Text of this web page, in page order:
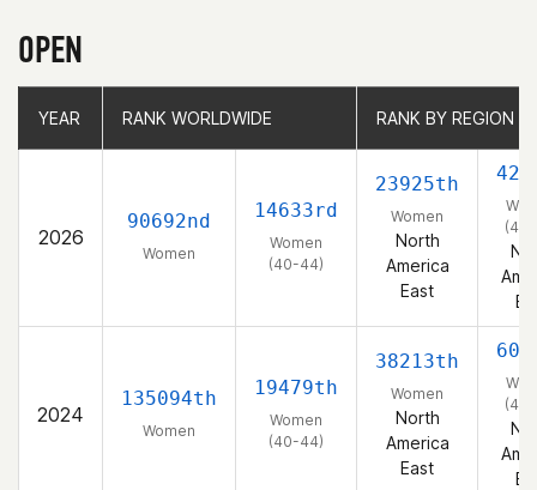
OPEN
YEAR RANK WORLDWIDE RANK BY REGION
2026
90692nd
Women
14633rd
Women
(40-44)
23925th
Women
North
America
East
2024
135094th
Women
19479th
Women
(40-44)
38213th
Women
North
America
East
YEAR RANK WORLDWIDE RANK BY REGION